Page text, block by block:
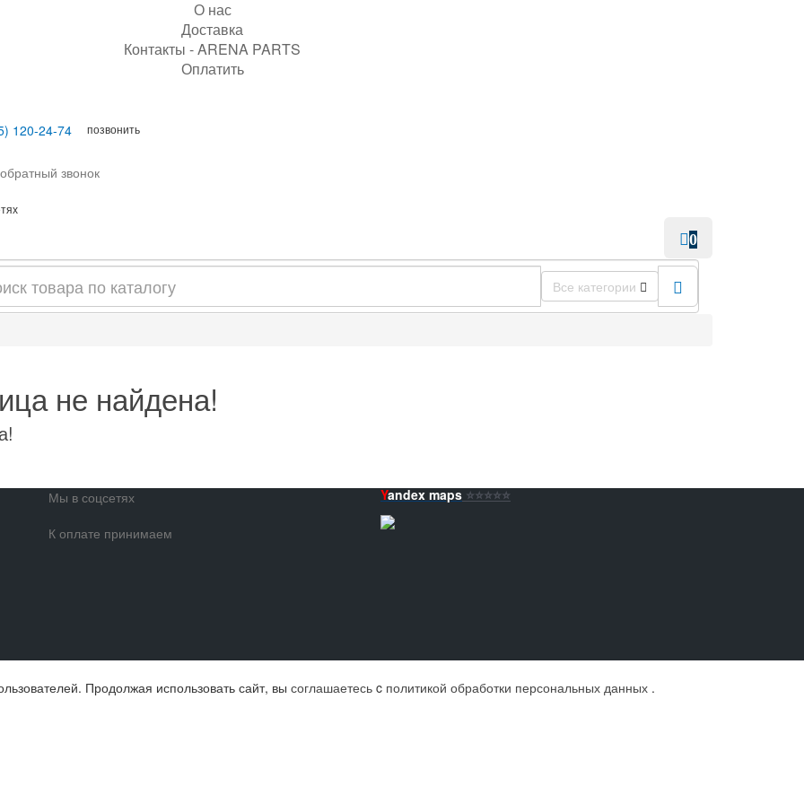
О нас
Доставка
Контакты - ARENA PARTS
Оплатить
120-24-74 позвонить
звонок
0
Все категории
не найдена!
Мы в соцсетях
К оплате принимаем
Yandex maps ⭐️⭐️⭐️⭐️⭐️
Продолжая использовать сайт, вы соглашаетесь c политикой обработки персональных данных .